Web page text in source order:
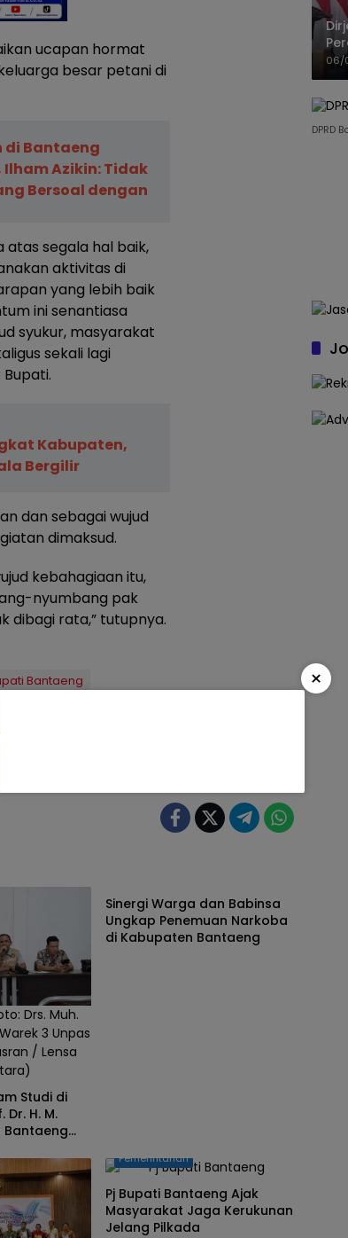
ucapan hormat
besar petani di
di Bantaeng
Azikin: Tidak
Bersoal dengan
atas segala hal baik,
aktivitas di
yang lebih baik
ini senantiasa
syukur, masyarakat
sekali lagi
Kabupaten,
Bergilir
dan sebagai wujud
dimaksud.
kebahagiaan itu,
nyumbang pak
dibagi rata,” tutupnya.
Bantaeng
Rekapitulasi dan
Drs. Muh.
3 Unpas
/ Lensa
Studi di
Dr. H. M.
Bantaeng
Sinergi Warga dan Babinsa
Ungkap Penemuan Narkoba
di Kabupaten Bantaeng
Pemerintahan
Pj Bupati Bantaeng Ajak
Masyarakat Jaga Kerukunan
Jelang Pilkada
06/
DPRD
×